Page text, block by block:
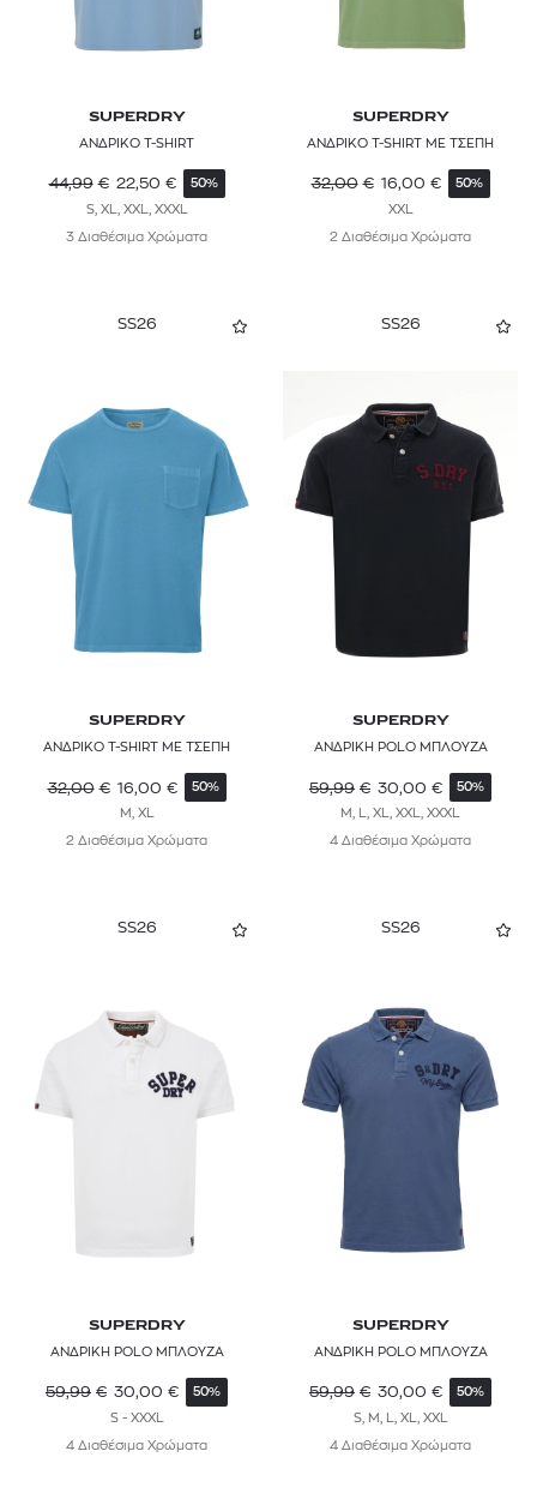
SUPERDRY
ΑΝΔΡΙΚΟ T-SHIRT
44,99 € 22,50 € 50%
S, XL, XXL, XXXL
3 Διαθέσιμα Χρώματα
SUPERDRY
ΑΝΔΡΙΚΟ T-SHIRT ΜΕ ΤΣΕΠΗ
32,00 € 16,00 € 50%
XXL
2 Διαθέσιμα Χρώματα
SS26
SUPERDRY
ΑΝΔΡΙΚΟ T-SHIRT ΜΕ ΤΣΕΠΗ
32,00 € 16,00 € 50%
M, XL
2 Διαθέσιμα Χρώματα
SS26
SUPERDRY
ΑΝΔΡΙΚΗ POLO ΜΠΛΟΥΖΑ
59,99 € 30,00 € 50%
M, L, XL, XXL, XXXL
4 Διαθέσιμα Χρώματα
SS26
SUPERDRY
ΑΝΔΡΙΚΗ POLO ΜΠΛΟΥΖΑ
59,99 € 30,00 € 50%
S - XXXL
4 Διαθέσιμα Χρώματα
SS26
SUPERDRY
ΑΝΔΡΙΚΗ POLO ΜΠΛΟΥΖΑ
59,99 € 30,00 € 50%
S, M, L, XL, XXL
4 Διαθέσιμα Χρώματα